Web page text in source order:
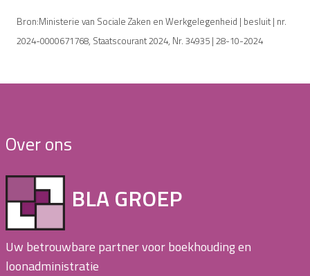
Bron:Ministerie van Sociale Zaken en Werkgelegenheid | besluit | nr.
2024-0000671768, Staatscourant 2024, Nr. 34935 | 28-10-2024
Over ons
BLA GROEP
Uw betrouwbare partner voor boekhouding en
loonadministratie